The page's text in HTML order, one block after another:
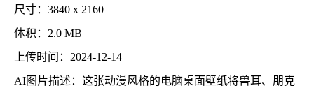
尺寸：3840 x 2160
体积：2.0 MB
上传时间：2024-12-14
AI图片描述：这张动漫风格的电脑桌面壁纸将兽耳、朋克